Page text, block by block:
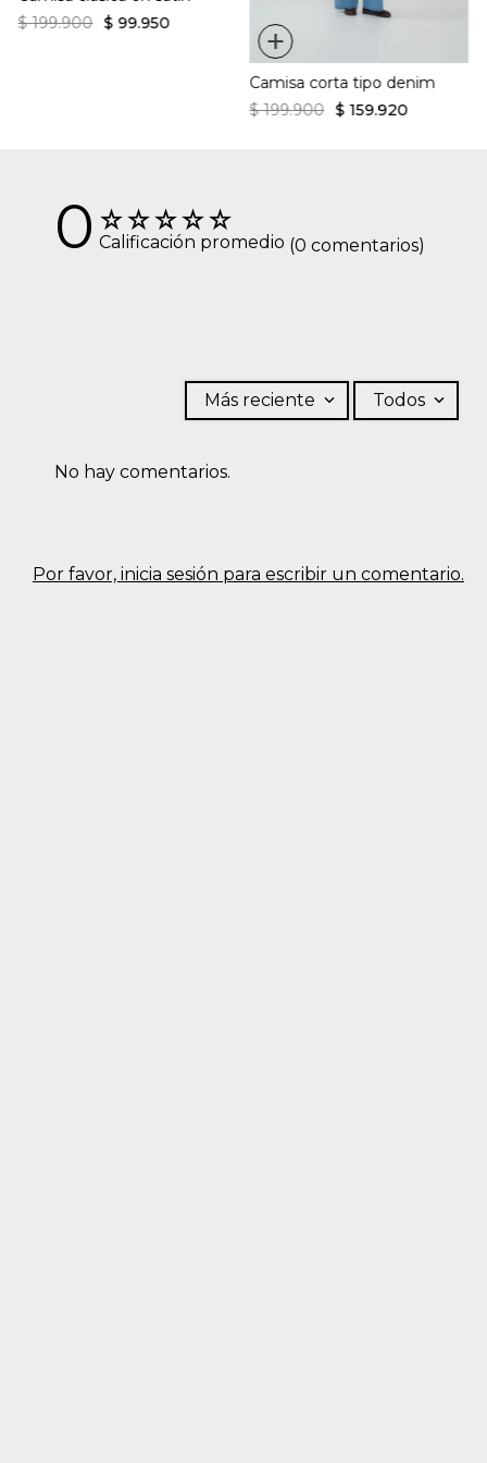
$ 199.900 $ 99.950 +
Camisa corta tipo denim
$ 199.900 $ 159.920
☆☆☆☆☆
0 Calificación promedio (0 comentarios)
Por favor, inicia sesión para escribir un comentario.
Más reciente Todos
No hay comentarios.